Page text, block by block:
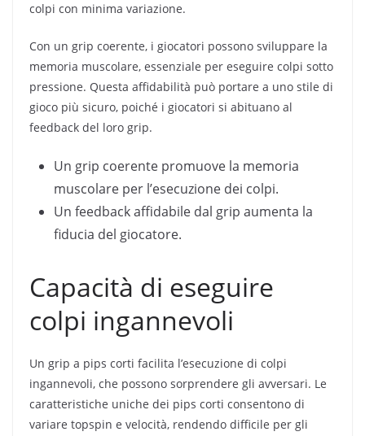
colpi con minima variazione.
Con un grip coerente, i giocatori possono sviluppare la
memoria muscolare, essenziale per eseguire colpi sotto
pressione. Questa affidabilità può portare a uno stile di
gioco più sicuro, poiché i giocatori si abituano al
feedback del loro grip.
Un grip coerente promuove la memoria
muscolare per l’esecuzione dei colpi.
Un feedback affidabile dal grip aumenta la
fiducia del giocatore.
Capacità di eseguire
colpi ingannevoli
Un grip a pips corti facilita l’esecuzione di colpi
ingannevoli, che possono sorprendere gli avversari. Le
caratteristiche uniche dei pips corti consentono di
variare topspin e velocità, rendendo difficile per gli